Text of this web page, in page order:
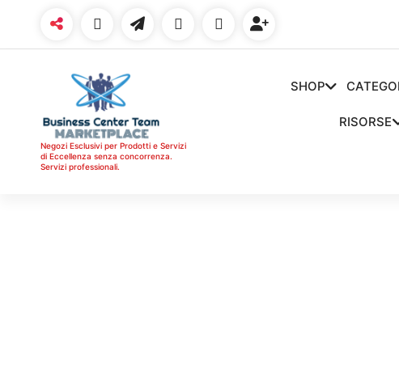
Negozi Esclusivi per Prodotti e Servizi
di Eccellenza senza concorrenza.
Servizi professionali.
SHOP
RISORSE